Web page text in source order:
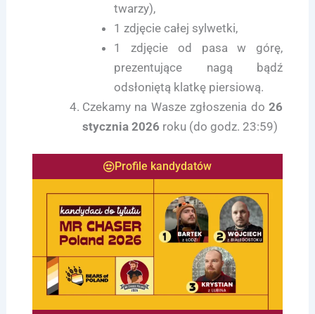
twarzy),
1 zdjęcie całej sylwetki,
1 zdjęcie od pasa w górę,
prezentujące nagą bądź
odsłoniętą klatkę piersiową.
Czekamy na Wasze zgłoszenia do26
stycznia 2026 roku (do godz. 23:59)
Profile kandydatów